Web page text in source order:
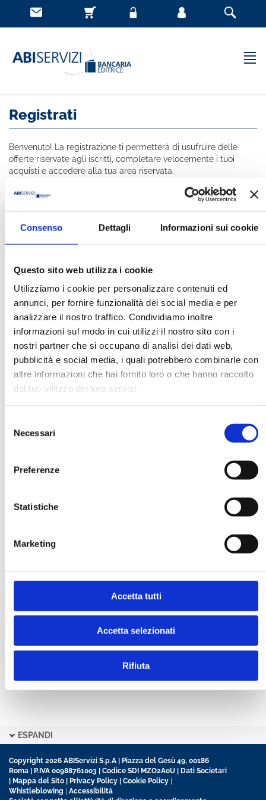
Consenso Dettagli Informazioni sui cookie
Questo sito web utilizza i cookie
Utilizziamo i cookie per personalizzare contenuti ed
annunci, per fornire funzionalità dei social media e per
analizzare il nostro traffico. Condividiamo inoltre
informazioni sul modo in cui utilizzi il nostro sito con i
nostri partner che si occupano di analisi dei dati web,
pubblicità e social media, i quali potrebbero combinarle con
altre informazioni che hai fornito loro o che hanno raccolto
dal tuo utilizzo dei loro servizi.
delNecessari
Preferenze
Statistiche
Marketing
Accetta tutti
Accetta selezionati
Rifiuta
Registrati
Benvenuto! La registrazione ti permetterà di usufruire delle
offerte riservate agli iscritti, completare velocemente i tuoi
acquisti e accedere alla tua area riservata.
Tutti i campi indicati con * sono obbligatori
DATA DI NASCITA *
E-MAIL *
AZIENDA
FUNZIONE AZIENDALE
Ho letto e accetto l’informativa sulla
Ho preso visione delleCondizioni Generalidi
contratto disciplinanti il sito
ESPANDI
Copyright 2026 ABIServizi S.p.A | Piazza del Gesù 49, 00186
Roma | P.IVA 00988761003 | Codice SDI MZO2A0U | Dati Societari
| Mappa del Sito | Privacy Policy | Cookie Policy |
Whistleblowing | Accessibilità